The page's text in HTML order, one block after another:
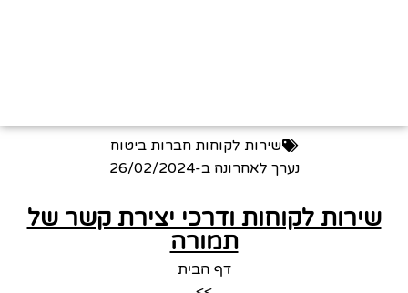
שירות לקוחות חברות ביטוח
נערך לאחרונה ב-26/02/2024
שירות לקוחות ודרכי יצירת קשר של
תמורה
דף הבית